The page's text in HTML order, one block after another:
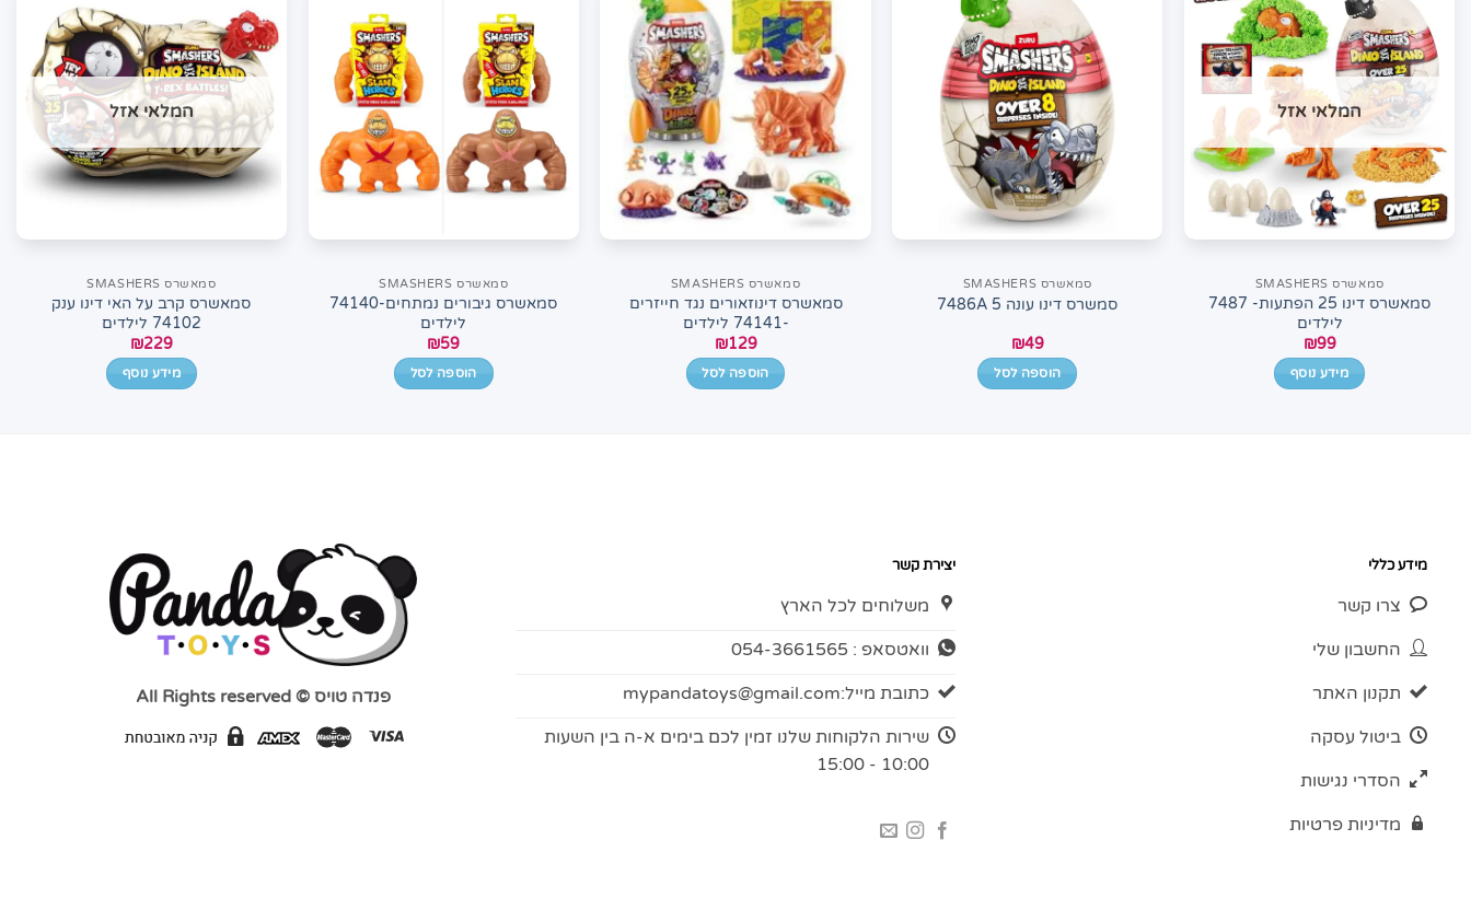
המלאי אזל
סמאשרס SMASHERS
סמאשרס דינו 25 הפתעות- 7487
לילדים
₪99
מידע נוסף
סמאשרס SMASHERS
סמשרס דינו עונה 5 7486A
₪49
הוספה לסל
סמאשרס SMASHERS
סמאשרס דינוזאורים נגד חייזרים
-74141 לילדים
₪129
הוספה לסל
סמאשרס SMASHERS
סמאשרס גיבורים נמתחים-74140
לילדים
₪59
הוספה לסל
המלאי אזל
סמאשרס SMASHERS
סמאשרס קרב על האי דינו ענק
74102 לילדים
₪229
מידע נוסף
מידע כללי
צרו קשר
החשבון שלי
תקנון האתר
ביטול עסקה
הסדרי נגישות
מדיניות פרטיות
יצירת קשר
משלוחים לכל הארץ
וואטסאפ : 054-3661565
כתובת מייל:mypandatoys@gmail.com
שירות הלקוחות שלנו זמין לכם בימים א-ה בין השעות
10:00 - 15:00
פנדה טויס © All Rights reserved